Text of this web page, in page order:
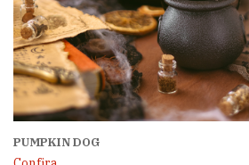
PUMPKIN DOG